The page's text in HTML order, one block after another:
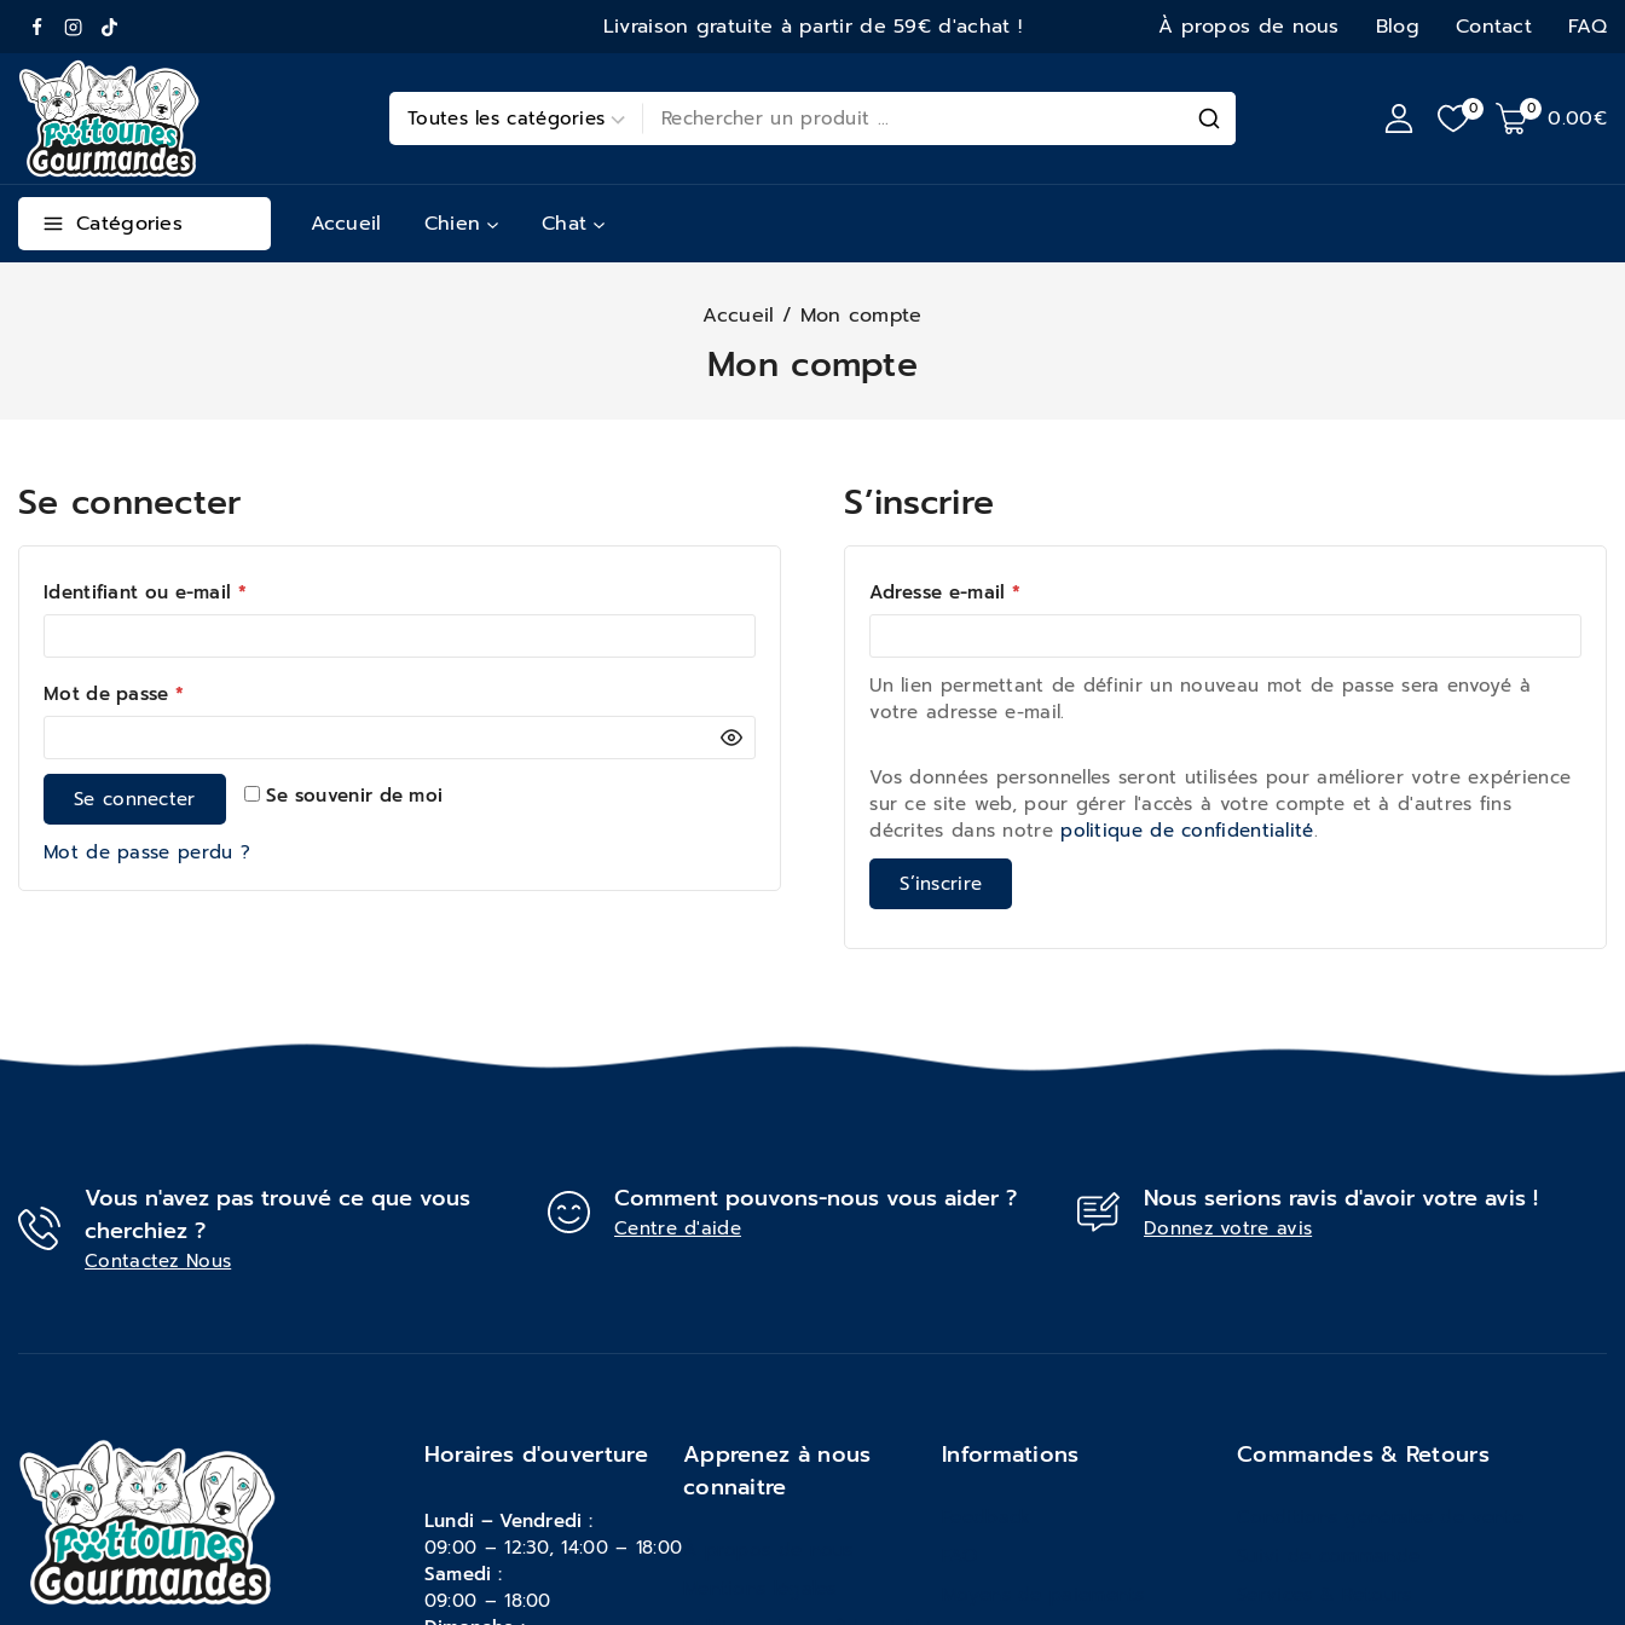
Livraison gratuite à partir de 59€ d'achat ! À propos de nous Blog Contact FAQ
0 0 0.00€
Catégories Accueil Chien Chat
Accueil / Mon compte
Mon compte
Se connecter
Identifiant ou e-mail *
Mot de passe *
Se souvenir de moi
Se connecter
Mot de passe perdu ?
S’inscrire
Adresse e-mail *
Un lien permettant de définir un nouveau mot de passe sera envoyé à
votre adresse e-mail.
Vos données personnelles seront utilisées pour améliorer votre expérience
sur ce site web, pour gérer l'accès à votre compte et à d'autres fins
décrites dans notre politique de confidentialité.
S’inscrire
Vous n'avez pas trouvé ce que vous
cherchiez ?
Contactez Nous
Comment pouvons-nous vous aider ?
Centre d'aide
Nous serions ravis d'avoir votre avis !
Donnez votre avis
Horaires d'ouverture
Lundi – Vendredi :
09:00 – 12:30, 14:00 – 18:00
Samedi :
09:00 – 18:00
Apprenez à nous
connaitre
Informations Commandes & Retours